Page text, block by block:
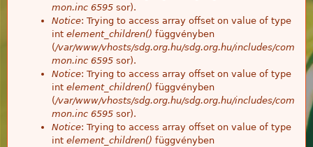
mon.inc 6595 sor).
Notice: Trying to access array offset on value of type
int element_children() függvényben
(/var/www/vhosts/sdg.org.hu/sdg.org.hu/includes/com
mon.inc 6595 sor).
Notice: Trying to access array offset on value of type
int element_children() függvényben
(/var/www/vhosts/sdg.org.hu/sdg.org.hu/includes/com
mon.inc 6595 sor).
Notice: Trying to access array offset on value of type
int element_children() függvényben